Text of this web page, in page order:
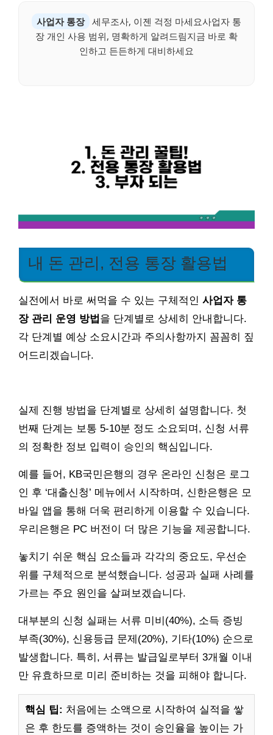
사업자 통장 세무조사, 이젠 걱정 마세요사업자 통
장 개인 사용 범위, 명확하게 알려드림지금 바로 확
인하고 든든하게 대비하세요
내 돈 관리, 전용 통장 활용법
실전에서 바로 써먹을 수 있는 구체적인 사업자 통
장 관리 운영 방법 을 단계별로 상세히 안내합니다.
각 단계별 예상 소요시간과 주의사항까지 꼼꼼히 짚
어드리겠습니다.
실제 진행 방법을 단계별로 상세히 설명합니다. 첫
번째 단계는 보통 5-10분 정도 소요되며, 신청 서류
의 정확한 정보 입력이 승인의 핵심입니다.
예를 들어, KB국민은행의 경우 온라인 신청은 로그
인 후 ‘대출신청’ 메뉴에서 시작하며, 신한은행은 모
바일 앱을 통해 더욱 편리하게 이용할 수 있습니다.
우리은행은 PC 버전이 더 많은 기능을 제공합니다.
놓치기 쉬운 핵심 요소들과 각각의 중요도, 우선순
위를 구체적으로 분석했습니다. 성공과 실패 사례를
가르는 주요 원인을 살펴보겠습니다.
대부분의 신청 실패는 서류 미비(40%), 소득 증빙
부족(30%), 신용등급 문제(20%), 기타(10%) 순으로
발생합니다. 특히, 서류는 발급일로부터 3개월 이내
만 유효하므로 미리 준비하는 것을 피해야 합니다.
핵심 팁: 처음에는 소액으로 시작하여 실적을 쌓
은 후 한도를 증액하는 것이 승인율을 높이는 가